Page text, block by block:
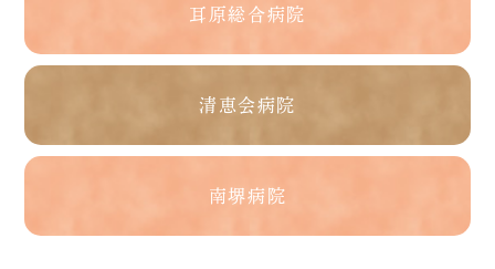
耳原総合病院
清恵会病院
南堺病院